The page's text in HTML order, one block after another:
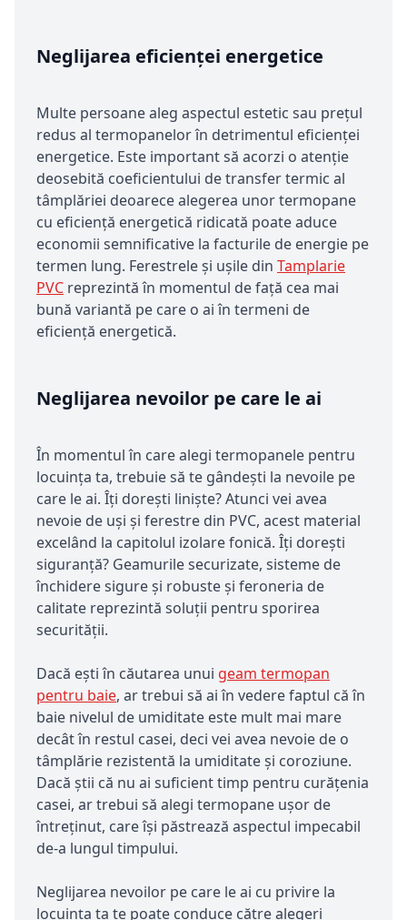
Neglijarea eficienței energetice
Multe persoane aleg aspectul estetic sau prețul
redus al termopanelor în detrimentul eficienței
energetice. Este important să acorzi o atenție
deosebită coeficientului de transfer termic al
tâmplăriei deoarece alegerea unor termopane
cu eficiență energetică ridicată poate aduce
economii semnificative la facturile de energie pe
termen lung. Ferestrele și ușile din Tamplarie
PVC reprezintă în momentul de față cea mai
bună variantă pe care o ai în termeni de
eficiență energetică.
Neglijarea nevoilor pe care le ai
În momentul în care alegi termopanele pentru
locuința ta, trebuie să te gândești la nevoile pe
care le ai. Îți dorești liniște? Atunci vei avea
nevoie de uși și ferestre din PVC, acest material
excelând la capitolul izolare fonică. Îți dorești
siguranță? Geamurile securizate, sisteme de
închidere sigure și robuste și feroneria de
calitate reprezintă soluții pentru sporirea
securității.
Dacă ești în căutarea unui geam termopan
pentru baie, ar trebui să ai în vedere faptul că în
baie nivelul de umiditate este mult mai mare
decât în restul casei, deci vei avea nevoie de o
tâmplărie rezistentă la umiditate și coroziune.
Dacă știi că nu ai suficient timp pentru curățenia
casei, ar trebui să alegi termopane ușor de
întreținut, care își păstrează aspectul impecabil
de-a lungul timpului.
Neglijarea nevoilor pe care le ai cu privire la
locuința ta te poate conduce către alegeri